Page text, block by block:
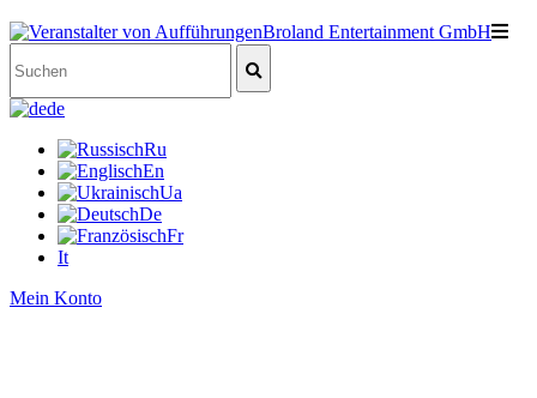
de
Ru
En
Ua
De
Fr
It
Mein Konto